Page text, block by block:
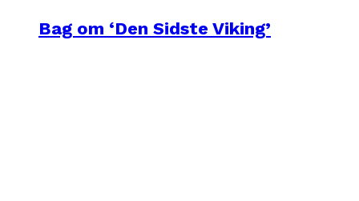
Bag om ‘Den Sidste Viking’